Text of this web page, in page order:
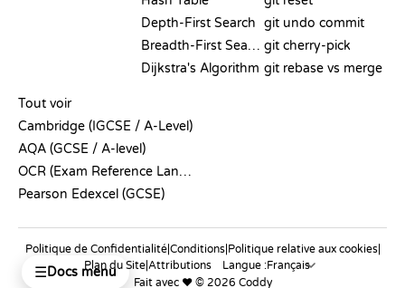
☰Docs menu
Depth-First Search
Breadth-First Search
Dijkstra's Algorithm
git undo commit
git cherry-pick
git rebase vs merge
Tout voir
Cambridge (IGCSE / A-Level)
AQA (GCSE / A-level)
OCR (Exam Reference Language)
Pearson Edexcel (GCSE)
Politique de Confidentialité|Conditions|Politique relative aux cookies|
Plan du Site|Attributions
Langue :
Fait avec ❤️ © 2026 Coddy